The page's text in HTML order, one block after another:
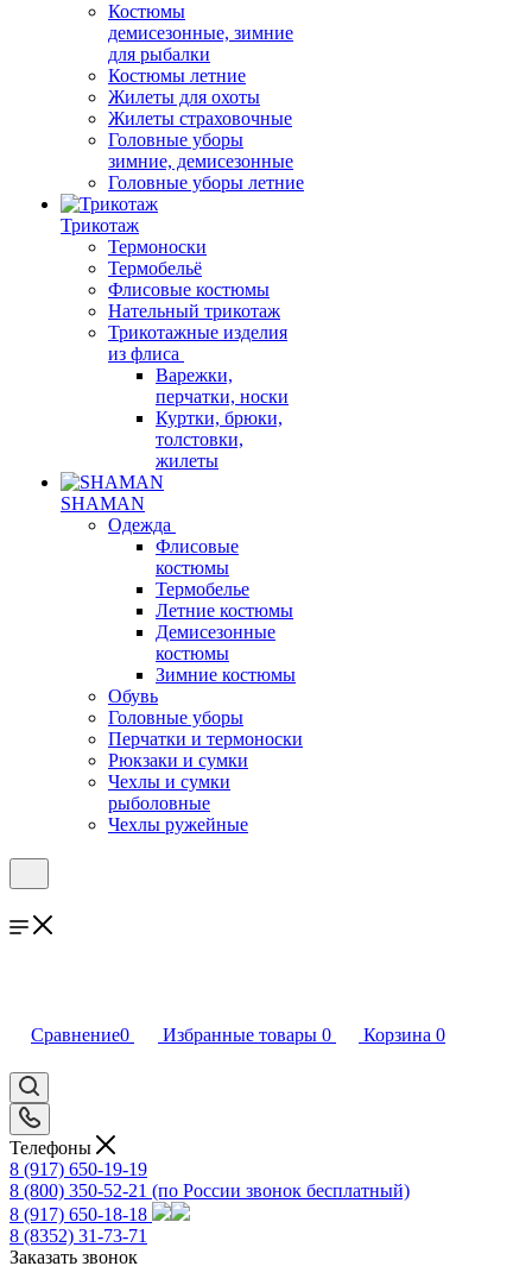
Костюмы
демисезонные, зимние
для рыбалки
Костюмы летние
Жилеты для охоты
Жилеты страховочные
Головные уборы
зимние, демисезонные
Головные уборы летние
Трикотаж
Термоноски
Термобельё
Флисовые костюмы
Нательный трикотаж
Трикотажные изделия
из флиса
Варежки,
перчатки, носки
Куртки, брюки,
толстовки,
жилеты
SHAMAN
Одежда
Флисовые
костюмы
Термобелье
Летние костюмы
Демисезонные
костюмы
Зимние костюмы
Обувь
Головные уборы
Перчатки и термоноски
Рюкзаки и сумки
Чехлы и сумки
рыболовные
Чехлы ружейные
Сравнение0 Избранные товары 0 Корзина 0
Телефоны
8 (917) 650-19-19
8 (800) 350-52-21 (по России звонок бесплатный)
8 (917) 650-18-18
8 (8352) 31-73-71
Заказать звонок